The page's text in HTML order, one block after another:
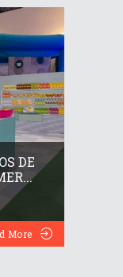
DE
More